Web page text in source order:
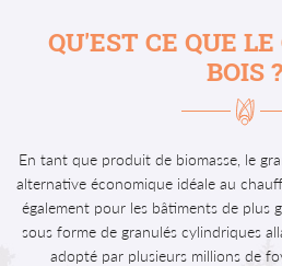
QU'EST CE QUE LE
BOIS ?
En tant que produit de biomasse, le
alternative économique idéale au
également pour les bâtiments de plus
sous forme de granulés cylindriques
adopté par plusieurs millions de